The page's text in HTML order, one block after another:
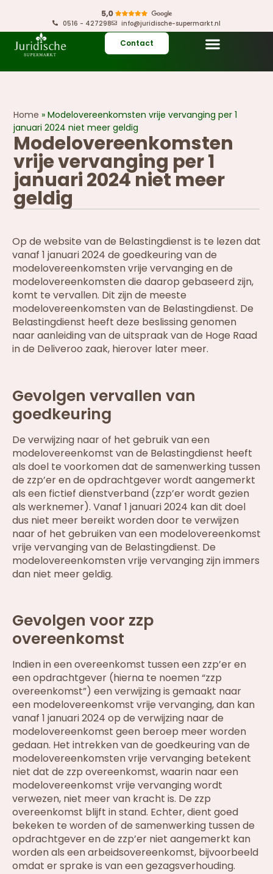
0516 - 427298 info@juridische-supermarkt.nl
Contact
Home »Modelovereenkomsten vrije vervanging per 1
januari 2024 niet meer geldig
Modelovereenkomsten
vrije vervanging per 1
januari 2024 niet meer
geldig
Op de website van de Belastingdienst is te lezen dat
vanaf 1 januari 2024 de goedkeuring van de
modelovereenkomsten vrije vervanging en de
modelovereenkomsten die daarop gebaseerd zijn,
komt te vervallen. Dit zijn de meeste
modelovereenkomsten van de Belastingdienst. De
Belastingdienst heeft deze beslissing genomen
naar aanleiding van de uitspraak van de Hoge Raad
in de Deliveroo zaak, hierover later meer.
Gevolgen vervallen van
goedkeuring
De verwijzing naar of het gebruik van een
modelovereenkomst van de Belastingdienst heeft
als doel te voorkomen dat de samenwerking tussen
de zzp’er en de opdrachtgever wordt aangemerkt
als een fictief dienstverband (zzp’er wordt gezien
als werknemer). Vanaf 1 januari 2024 kan dit doel
dus niet meer bereikt worden door te verwijzen
naar of het gebruiken van een modelovereenkomst
vrije vervanging van de Belastingdienst. De
modelovereenkomsten vrije vervanging zijn immers
dan niet meer geldig.
Gevolgen voor zzp
overeenkomst
Indien in een overeenkomst tussen een zzp’er en
een opdrachtgever (hierna te noemen “zzp
overeenkomst”) een verwijzing is gemaakt naar
een modelovereenkomst vrije vervanging, dan kan
vanaf 1 januari 2024 op de verwijzing naar de
modelovereenkomst geen beroep meer worden
gedaan. Het intrekken van de goedkeuring van de
modelovereenkomsten vrije vervanging betekent
niet dat de zzp overeenkomst, waarin naar een
modelovereenkomst vrije vervanging wordt
verwezen, niet meer van kracht is. De zzp
overeenkomst blijft in stand. Echter, dient goed
bekeken te worden of de samenwerking tussen de
opdrachtgever en de zzp’er niet aangemerkt kan
worden als een arbeidsovereenkomst, bijvoorbeeld
omdat er sprake is van een gezagsverhouding.